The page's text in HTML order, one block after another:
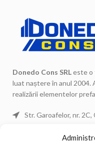
Donedo Cons SRLeste o
luat naștere în anul 2004.
realizării elementelor
Str. Garoafelor, nr.